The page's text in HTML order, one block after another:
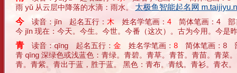
雨 yǔ 从云层中降落的水滴：雨水。 太极鱼智能起名网
今读音：jīn 起名五行： 木 姓名学笔画： 4 简体笔画：4 部
今 jīn 现在：今天。今生。今世。今番（这次）。古为今用。今是
青 读音：qīng 起名五行： 金 姓名学笔画： 8 简体笔画：8
青 qīng 深绿色或浅蓝色：青绿。青碧。青草。青苔。青苗。青菜
青。青紫。青出于蓝，胜于蓝。 黑色：青布。青线。青衫。青衣